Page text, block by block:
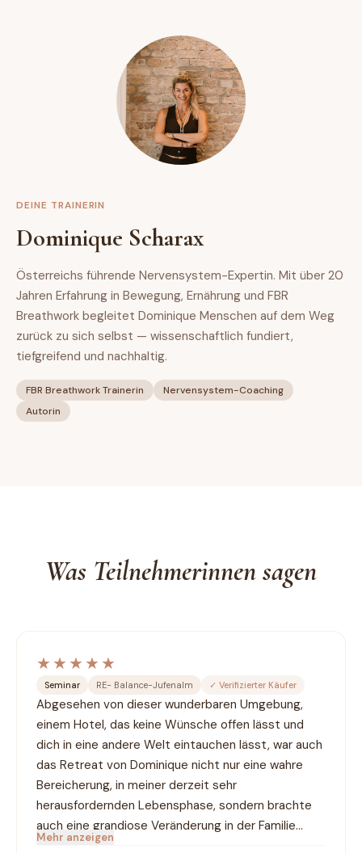
DEINE TRAINERIN
Dominique Scharax
Österreichs führende Nervensystem-Expertin. Mit über 20
Jahren Erfahrung in Bewegung, Ernährung und FBR
Breathwork begleitet Dominique Menschen auf dem Weg
zurück zu sich selbst — wissenschaftlich fundiert,
tiefgreifend und nachhaltig.
FBR Breathwork Trainerin
Nervensystem-Coaching
Autorin
Was Teilnehmerinnen sagen
★★★★★
Seminar RE- Balance-Jufenalm ✓ Verifizierter Käufer
Abgesehen von dieser wunderbaren Umgebung,
einem Hotel, das keine Wünsche offen lässt und
dich in eine andere Welt eintauchen lässt, war auch
das Retreat von Dominique nicht nur eine wahre
Bereicherung, in meiner derzeit sehr
herausfordernden Lebensphase, sondern brachte
auch eine grandiose Veränderung in der Familie…
Mehr anzeigen